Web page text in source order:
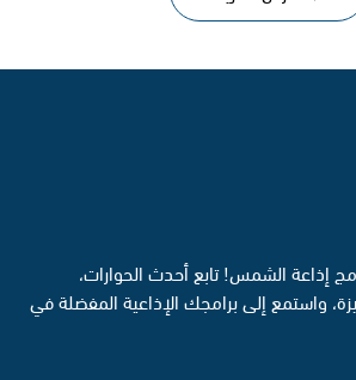
إذاعة الشمس! تابع أحدث الحوارات،
واستمع إلى برامجك الإذاعية المفضلة في